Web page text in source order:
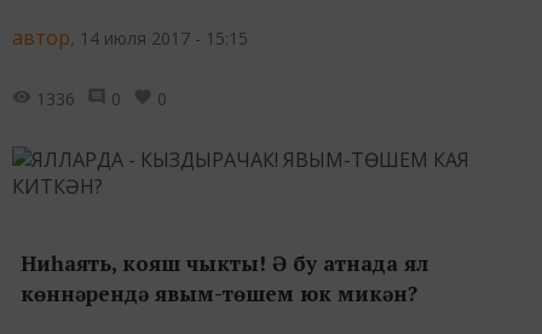
автор, 14 июля 2017 - 15:15
1336 0 0
Ниһаять, кояш чыкты! Ә бу атнада ял
көннәрендә явым-төшем юк микән?